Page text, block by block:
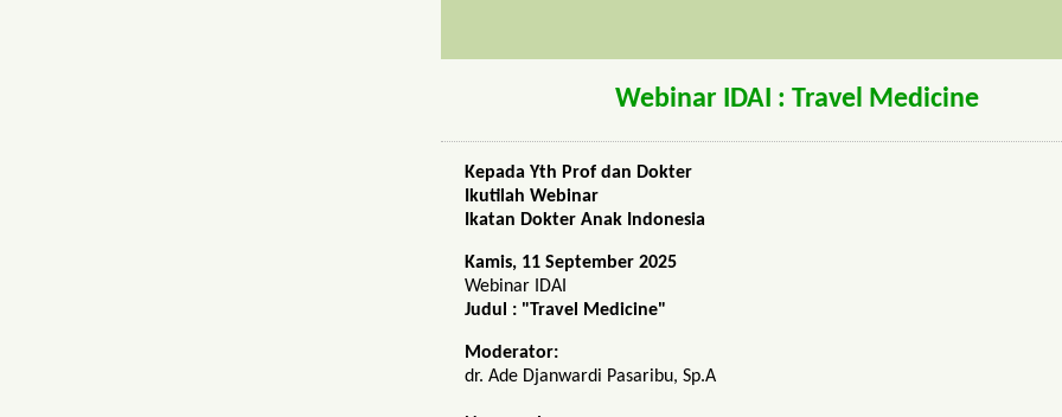
Webinar IDAI : Travel Medicine
Kepada Yth Prof dan Dokter
Ikutilah Webinar
Ikatan Dokter Anak Indonesia
Kamis, 11 September 2025
Webinar IDAI
Judul : "Travel Medicine"
Moderator:
dr. Ade Djanwardi Pasaribu, Sp.A